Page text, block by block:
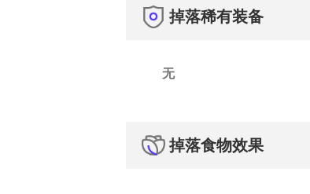
掉落稀有装备
无
掉落食物效果